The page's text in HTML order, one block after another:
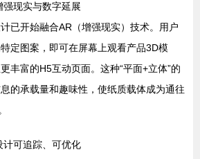
强现实与数字延展
已开始融合AR（增强现实）技术。用户
定图案，即可在屏幕上观看产品3D模
丰富的H5互动页面。这种“平面+立体”的
的承载量和趣味性，使纸质载体成为通往
计可追踪、可优化